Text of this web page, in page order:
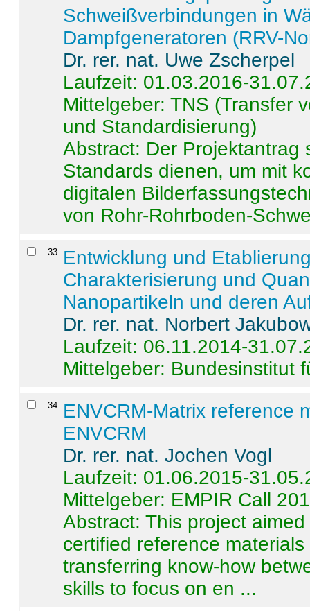
Schweißverbindungen in
Dampfgeneratoren (RRV-
Dr. rer. nat. Uwe Zscherpel
Laufzeit: 01.03.2016-
Mittelgeber: TNS (Transfer
und Standardisierung)
Abstract: Der Projektantrag
Standards dienen, um mit
digitalen
von Rohr-Rohrboden-
33. Entwicklung und
Charakterisierung und
Nanopartikeln und deren
Dr. rer. nat. Norbert
Laufzeit: 06.11.2014-
Mittelgeber: Bundesinstitut
34. ENVCRM-Matrix reference
ENVCRM
Dr. rer. nat. Jochen Vogl
Laufzeit: 01.06.2015-
Mittelgeber: EMPIR Call
Abstract:This project
certified reference
transferring know-how
skills to focus on en ...